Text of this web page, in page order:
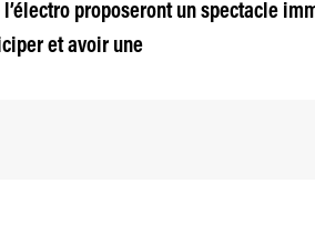
proposeront un spectacle
et avoir une